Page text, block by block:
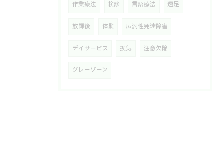
作業療法 検診 言語療法 遠足
放課後 体験 広汎性発達障害
デイサービス 換気 注意欠陥
グレーゾーン